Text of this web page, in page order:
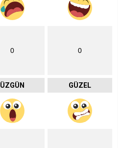
0
ÜZGÜN
0
GÜZEL